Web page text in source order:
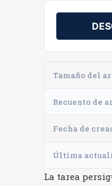
Tamaño del
Recuento de
Fecha de
Última
La tarea